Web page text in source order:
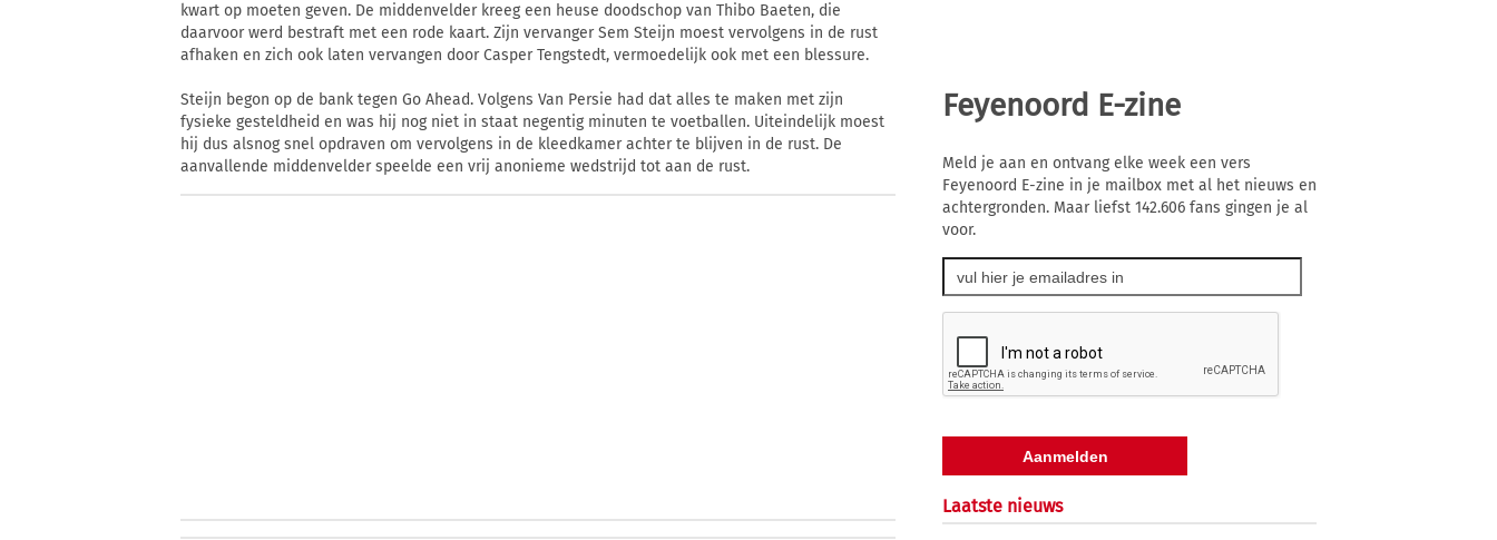
kwart op moeten geven. De middenvelder kreeg een heuse doodschop van Thibo Baeten, die
daarvoor werd bestraft met een rode kaart. Zijn vervanger Sem Steijn moest vervolgens in de rust
afhaken en zich ook laten vervangen door Casper Tengstedt, vermoedelijk ook met een blessure.
Steijn begon op de bank tegen Go Ahead. Volgens Van Persie had dat alles te maken met zijn
fysieke gesteldheid en was hij nog niet in staat negentig minuten te voetballen. Uiteindelijk moest
hij dus alsnog snel opdraven om vervolgens in de kleedkamer achter te blijven in de rust. De
aanvallende middenvelder speelde een vrij anonieme wedstrijd tot aan de rust.
Feyenoord E-zine
Meld je aan en ontvang elke week een vers
Feyenoord E-zine in je mailbox met al het nieuws en
achtergronden. Maar liefst 142.606 fans gingen je al
voor.
Laatste nieuws